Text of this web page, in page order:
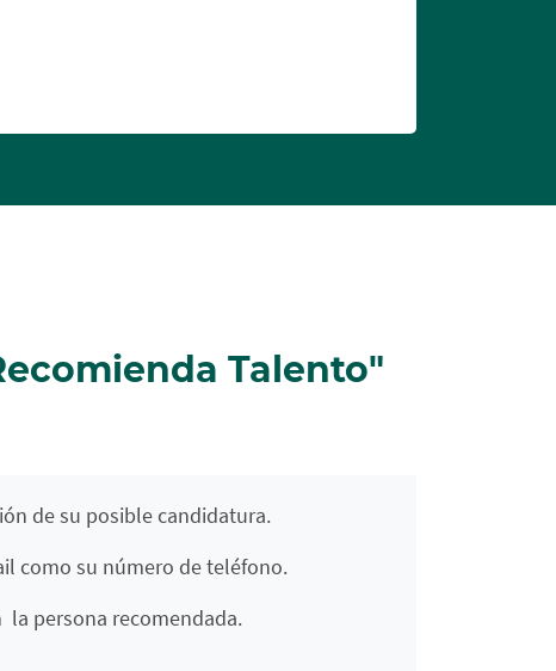
Talento"
de su posible candidatura.
como su número de teléfono.
la persona recomendada.